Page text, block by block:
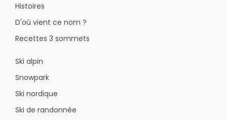
Histoires
D'où vient ce nom ?
Recettes 3 sommets
Ski alpin
Snowpark
Ski nordique
Ski de randonnée